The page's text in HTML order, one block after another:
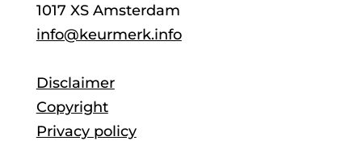
1017 XS Amsterdam
info@keurmerk.info
Disclaimer
Copyright
Privacy policy